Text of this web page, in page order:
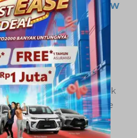
TOYOTA NEW
DIGIROOM
akan menghambat
lampu. Gangguan yang
yang ada pada soket.
karena soket tidak
yakni jika tidak masuk ke
baik.
akan mengalami